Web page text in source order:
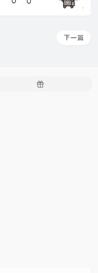
下一篇
随